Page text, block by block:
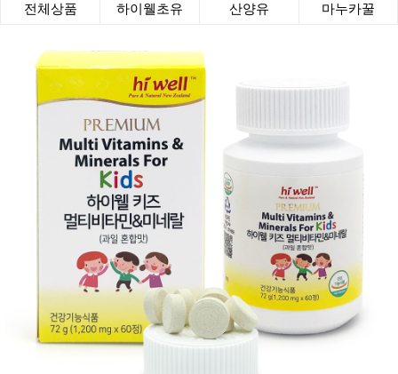
전체상품 하이웰초유 산양유 마누카꿀